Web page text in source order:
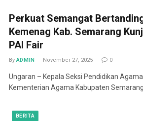
Perkuat Semangat
Kemenag Kab. Semarang
PAI Fair
By ADMIN November 27, 2025 0
Ungaran – Kepala Seksi Pendidikan
Kementerian Agama Kabupaten
BERITA